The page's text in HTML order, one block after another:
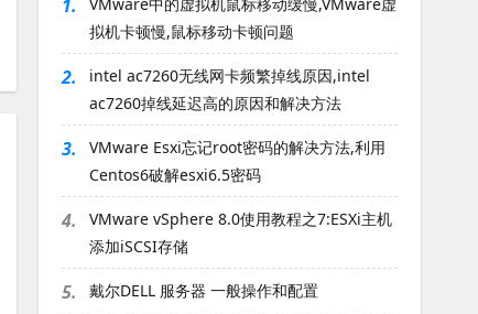
1.
拟机卡顿慢,鼠标移动卡顿问题
2.
intel ac7260无线网卡频繁掉线原因,intel
ac7260掉线延迟高的原因和解决方法
3.
VMware Esxi忘记root密码的解决方法,利用
Centos6破解esxi6.5密码
4.
VMware vSphere 8.0使用教程之7:ESXi主机
添加iSCSI存储
5. 戴尔DELL 服务器 一般操作和配置